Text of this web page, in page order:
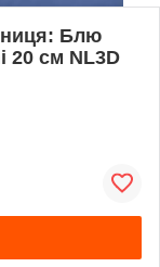
Блю
20 см NL3D